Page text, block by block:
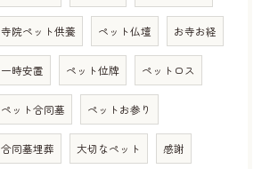
寺院ペット供養 ペット仏壇 お寺お経
一時安置 ペット位牌 ペットロス
ペット合同墓 ペットお参り
合同墓埋葬 大切なペット 感謝